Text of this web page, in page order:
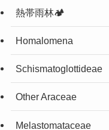
熱帯雨林🏕️
Homalomena
Schismatoglottideae
Other Araceae
Melastomataceae